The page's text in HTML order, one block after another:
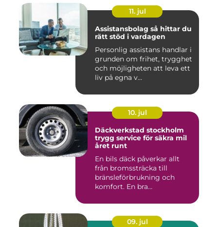
11. jul
Assistansbolag så hittar du
rätt stöd i vardagen
Personlig assistans handlar i
grunden om frihet, trygghet
och möjligheten att leva ett
liv på egna v...
10. jul
Däckverkstad stockholm
trygg service för säkra mil
året runt
En bils däck påverkar allt
från bromssträcka till
bränsleförbrukning och
komfort. En bra
09. jul